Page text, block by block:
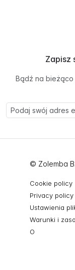
Zapisz
Bądź na bieżąco
© Zolemba
Cookie policy
Privacy policy
Ustawienia
Warunki i
O